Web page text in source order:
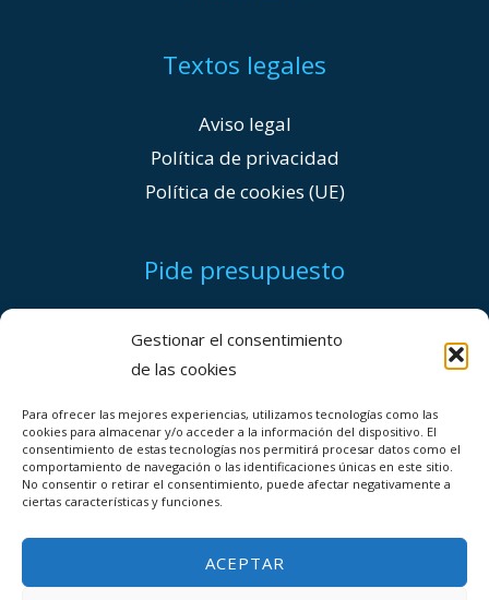
Gestionar el consentimiento
de las cookies
Para ofrecer las mejores experiencias, utilizamos tecnologías como las
cookies para almacenar y/o acceder a la información del dispositivo. El
consentimiento de estas tecnologías nos permitirá procesar datos como el
comportamiento de navegación o las identificaciones únicas en este sitio.
No consentir o retirar el consentimiento, puede afectar negativamente a
ciertas características y funciones.
ACEPTAR
Textos legales
Aviso legal
Política de privacidad
Política de cookies (UE)
Pide presupuesto
+(34) 96 004 62 83
evaloriza@evaloriza.es